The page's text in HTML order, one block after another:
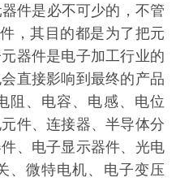
件是必不可少的，不管
，其目的都是为了把元
器件是电子加工行业的
直接影响到最终的产品
阻、电容、电感、电位
件、连接器、半导体分
、电子显示器件、光电
、微特电机、电子变压